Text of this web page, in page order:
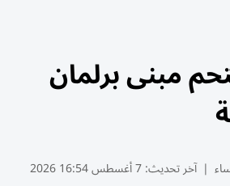
مبنى برلمان
| آخر تحديث:7 أغسطس 16:54 2026